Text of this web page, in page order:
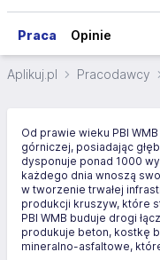
Praca Opinie
Aplikuj.pl Pracodawcy
Od prawie wieku PBI
górniczej, posiadając
dysponuje ponad 1000
każdego dnia wnoszą
w tworzenie trwałej
produkcji kruszyw, które
PBI WMB buduje drogi
produkuje beton, kostkę
mineralno-asfaltowe,